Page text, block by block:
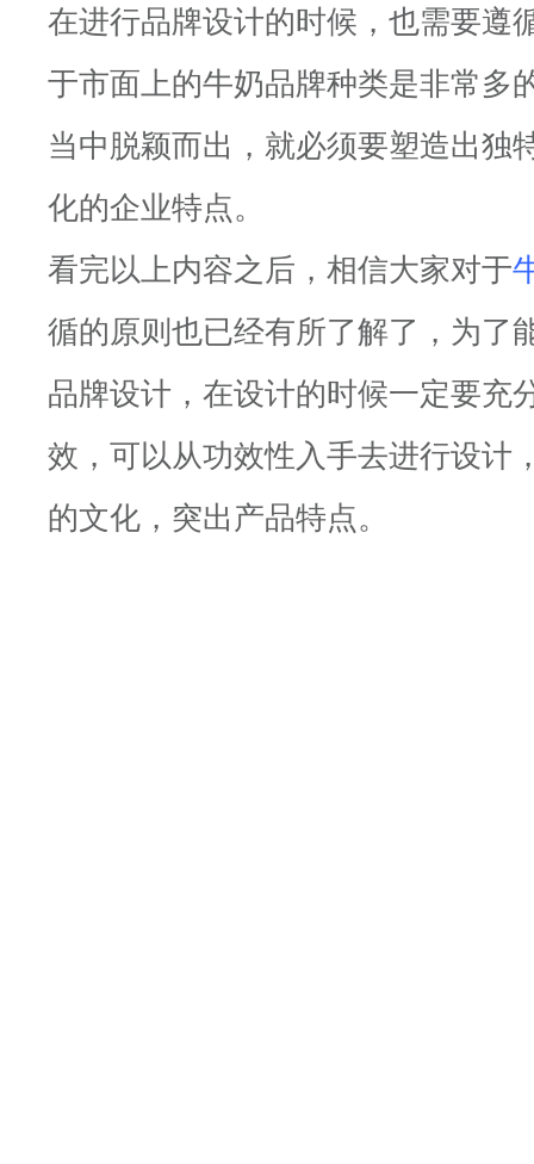
在进行品牌设计的时候，也需要遵
于市面上的牛奶品牌种类是非常多
当中脱颖而出，就必须要塑造出独
化的企业特点。
看完以上内容之后，相信大家对于
循的原则也已经有所了解了，为了
品牌设计，在设计的时候一定要充
效，可以从功效性入手去进行设计
的文化，突出产品特点。